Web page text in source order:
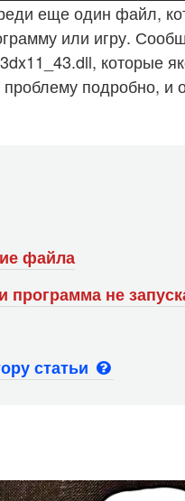
еще один файл,
или игру.
которые
подробно, и
файла
программа не
статьи